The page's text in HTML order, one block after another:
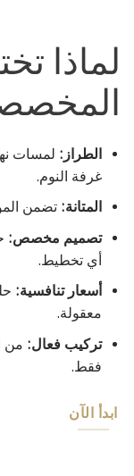
لماذا
الطراز: لمسات
غرفة النوم.
المتانة:تضمن
تصميم مخصص:
أي تخطيط.
أسعار تنافسية:
معقولة.
تركيب فعال:
فقط.
ابدأ الآن